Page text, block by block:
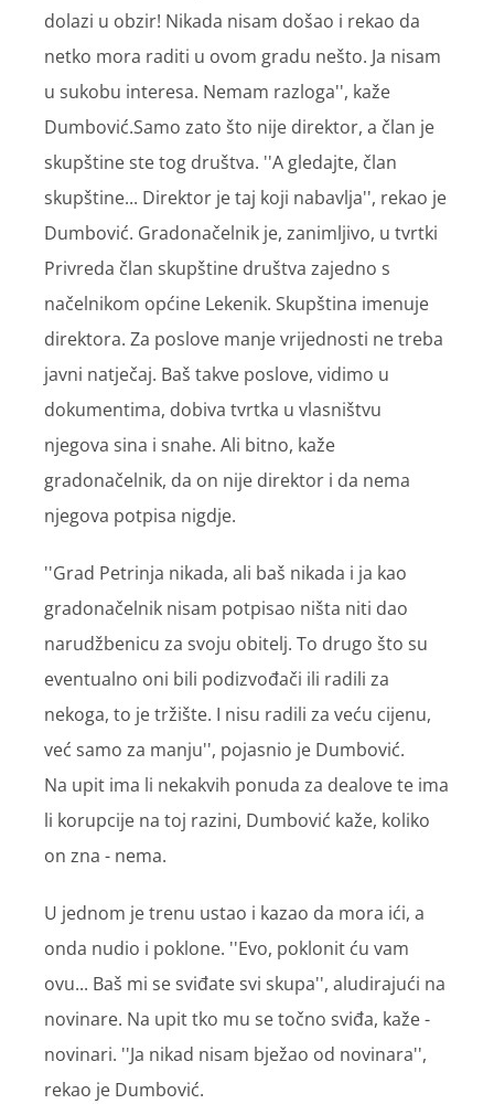
dolazi u obzir! Nikada nisam došao i rekao da
netko mora raditi u ovom gradu nešto. Ja nisam
u sukobu interesa. Nemam razloga'', kaže
Dumbović.Samo zato što nije direktor, a član je
skupštine ste tog društva. ''A gledajte, član
skupštine... Direktor je taj koji nabavlja'', rekao je
Dumbović. Gradonačelnik je, zanimljivo, u tvrtki
Privreda član skupštine društva zajedno s
načelnikom općine Lekenik. Skupština imenuje
direktora. Za poslove manje vrijednosti ne treba
javni natječaj. Baš takve poslove, vidimo u
dokumentima, dobiva tvrtka u vlasništvu
njegova sina i snahe. Ali bitno, kaže
gradonačelnik, da on nije direktor i da nema
njegova potpisa nigdje.
''Grad Petrinja nikada, ali baš nikada i ja kao
gradonačelnik nisam potpisao ništa niti dao
narudžbenicu za svoju obitelj. To drugo što su
eventualno oni bili podizvođači ili radili za
nekoga, to je tržište. I nisu radili za veću cijenu,
već samo za manju'', pojasnio je Dumbović.
Na upit ima li nekakvih ponuda za dealove te ima
li korupcije na toj razini, Dumbović kaže, koliko
on zna - nema.
U jednom je trenu ustao i kazao da mora ići, a
onda nudio i poklone. ''Evo, poklonit ću vam
ovu... Baš mi se sviđate svi skupa'', aludirajući na
novinare. Na upit tko mu se točno sviđa, kaže -
novinari. ''Ja nikad nisam bježao od novinara'',
rekao je Dumbović.